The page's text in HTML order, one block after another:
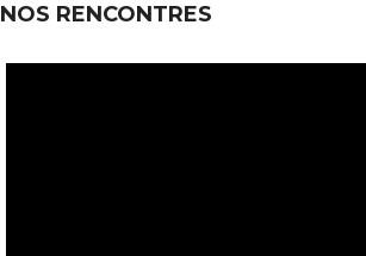
NOS RENCONTRES